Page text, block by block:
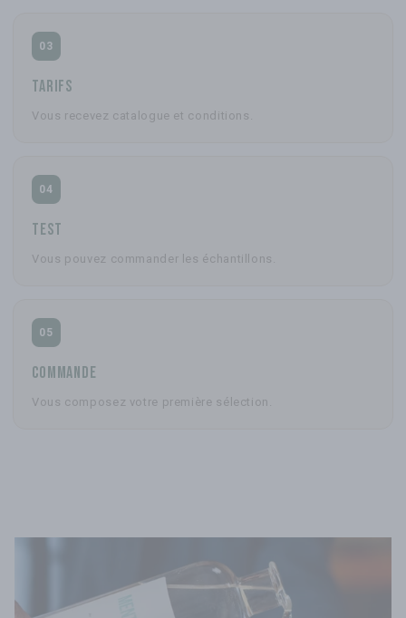
03
Tarifs
Vous recevez catalogue et conditions.
04
Test
Vous pouvez commander les échantillons.
05
Commande
Vous composez votre première sélection.